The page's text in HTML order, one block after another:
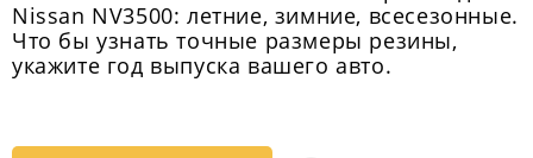
Nissan NV3500: летние, зимние, всесезонные.
Что бы узнать точные размеры резины,
укажите год выпуска вашего авто.